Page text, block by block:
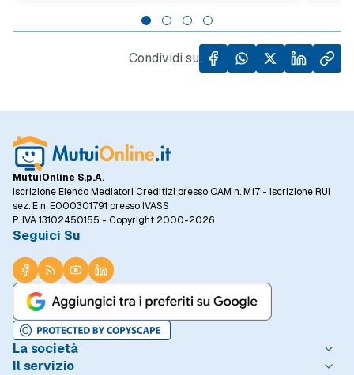
l'accesso al credito per facilitare l'acquisto
di case, specialmente in un contesto in cui il
prezzo al metro quadro degli immobili ha
registrato un incremento del 5,5% rispetto
Condividi su
MutuiOnline S.p.A.
Iscrizione Elenco Mediatori Creditizi presso OAM n. M17 - Iscrizione RUI
sez. E n. E000301791 presso IVASS
P. IVA 13102450155 - Copyright 2000-2026
Seguici Su
La società
Chi è MutuiOnline.it
Il servizio